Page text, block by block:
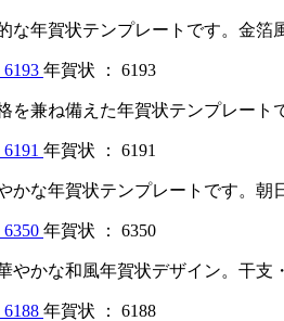
な年賀状テンプレートです。金
年賀状 ： 6193
を兼ね備えた年賀状テンプレー
年賀状 ： 6191
かな年賀状テンプレートです。
年賀状 ： 6350
やかな和風年賀状デザイン。干
年賀状 ： 6188